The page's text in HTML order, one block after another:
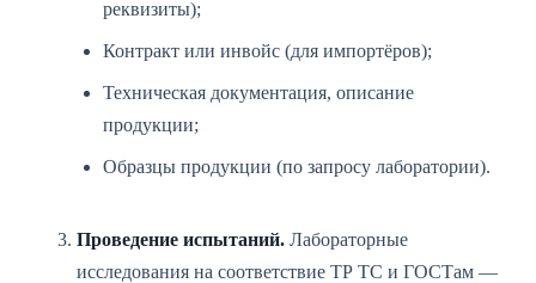
реквизиты);
Контракт или инвойс (для импортёров);
Техническая документация, описание
продукции;
Образцы продукции (по запросу лаборатории).
Проведение испытаний. Лабораторные
исследования на соответствие ТР ТС и ГОСТам —